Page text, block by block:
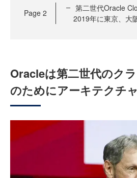
Page 2
第二世代Oracle
2019年に東京、大
Oracleは第二世代のク
のためにアーキテクチ